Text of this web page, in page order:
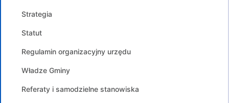
Strategia
Statut
Regulamin organizacyjny urzędu
Władze Gminy
Referaty i samodzielne stanowiska